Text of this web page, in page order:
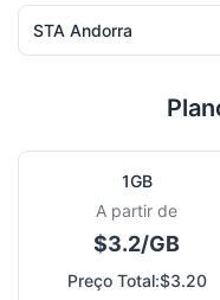
Áustria
STA Andorra
1GB
A partir de
$3.2/GB
Preço Total:$3.20